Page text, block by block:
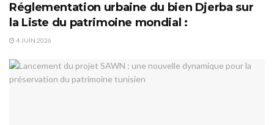
Réglementation urbaine du bien Djerba sur
la Liste du patrimoine mondial :
4 JUIN 2026